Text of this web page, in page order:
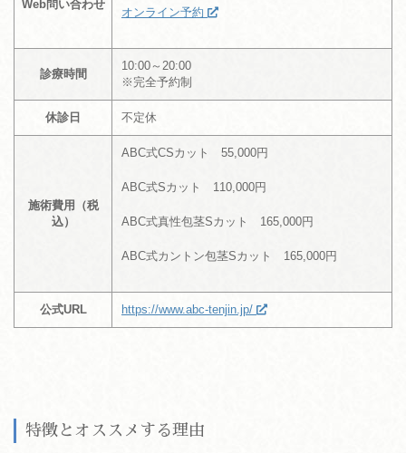
Web問い合わせ
オンライン予約
診療時間
10:00～20:00
※完全予約制
休診日 不定休
施術費用（税
込）
ABC式CSカット 55,000円
ABC式Sカット 110,000円
ABC式真性包茎Sカット 165,000円
ABC式カントン包茎Sカット 165,000円
公式URL https://www.abc-tenjin.jp/
特徴とオススメする理由